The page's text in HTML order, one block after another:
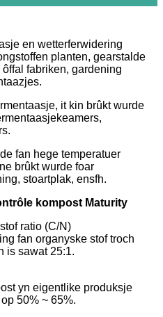
en wetterferwidering
planten, gearstalde
fabriken, gardening
it kin brûkt wurde
fan hege temperatuer
brûkt wurde foar
stoartplak, ensfh.
kompost Maturity
ratio (C/N)
fan organyske stof troch
is sawat 25:1.
yn eigentlike produksje
50% ~ 65%.